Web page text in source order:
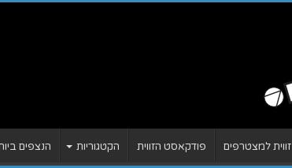
זווית למצטרפים פודקאסט הזווית הקטגוריות הנצפים